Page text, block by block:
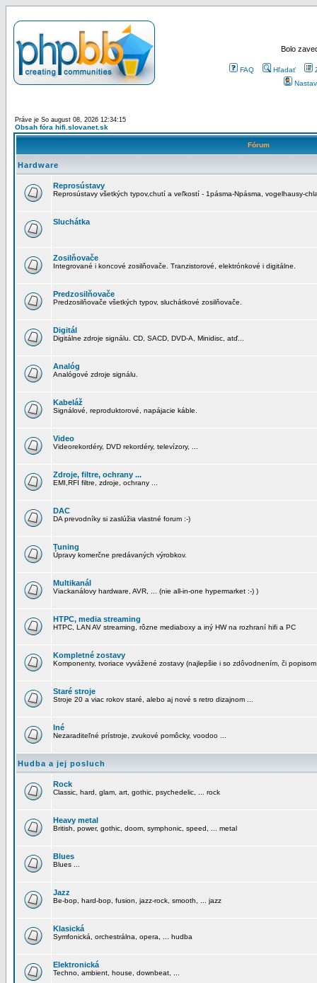
Bolo
FAQ Hľadať
Práve je So august 08, 2026 12:34:15
Obsah fóra hifi.slovanet.sk
Fórum
Hardware
Reprosústavy
Reprosústavy všetkých typov,chutí a veľkostí - 1pásma-Npásma, vogelhausy-
Sluchátka
Zosilňovače
Integrované i koncové zosilňovače. Tranzistorové, elektrónkové i digitálne.
Predzosilňovače
Predzosilňovače všetkých typov, sluchátkové zosilňovače.
Digitál
Digitálne zdroje signálu. CD, SACD, DVD-A, Minidisc, atď...
Analóg
Analógové zdroje signálu.
Kabeláž
Signálové, reproduktorové, napájacie káble.
Video
Videorekordéry, DVD rekordéry, televízory, ...
Zdroje, filtre, ochrany ...
EMI,RFI filtre, zdroje, ochrany ...
DAC
DA prevodníky si zaslúžia vlastné forum :-)
Tuning
Úpravy komerčne predávaných výrobkov.
Multikanál
Viackanálovy hardware, AVR, ... (nie all-in-one hypermarket :-) )
HTPC, media streaming
HTPC, LAN AV streaming, rôzne mediaboxy a iný HW na rozhraní hifi a PC
Kompletné zostavy
Komponenty, tvoriace vyvážené zostavy (najlepšie i so zdôvodnením, či
Staré stroje
Stroje 20 a viac rokov staré, alebo aj nové s retro dizajnom ...
Iné
Nezaraditeľné prístroje, zvukové pomôcky, voodoo ...
Hudba a jej posluch
Rock
Classic, hard, glam, art, gothic, psychedelic, ... rock
Heavy metal
British, power, gothic, doom, symphonic, speed, ... metal
Blues
Blues ...
Jazz
Be-bop, hard-bop, fusion, jazz-rock, smooth, ... jazz
Klasická
Symfonická, orchestrálna, opera, ... hudba
Elektronická
Techno, ambient, house, downbeat, ...